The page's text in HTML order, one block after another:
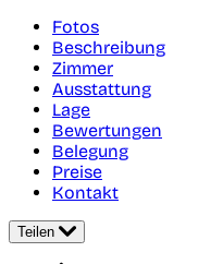
Fotos
Beschreibung
Zimmer
Ausstattung
Lage
Bewertungen
Belegung
Preise
Kontakt
Teilen